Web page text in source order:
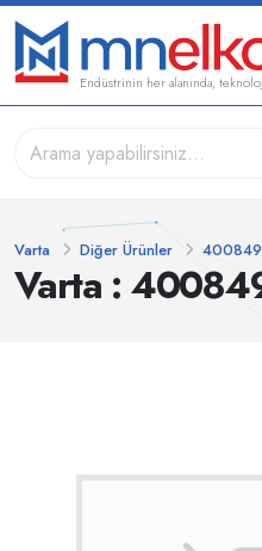
Endüstrinin her alanında,
Varta :
Varta Diğer Ürünler